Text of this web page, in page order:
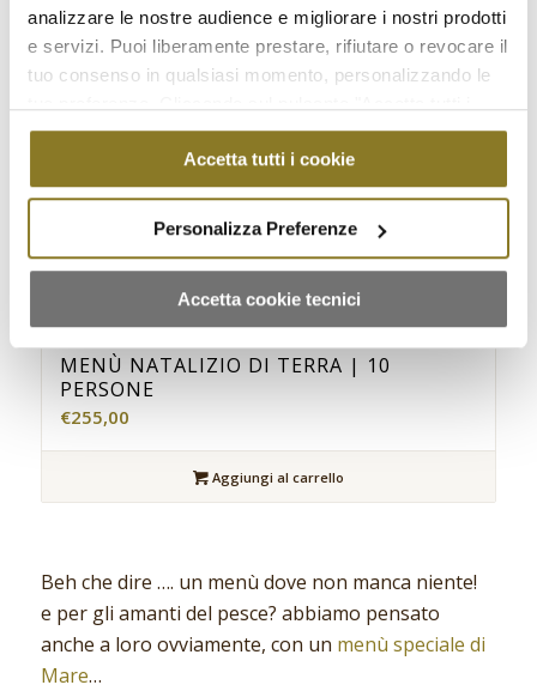
analizzare le nostre audience e migliorare i nostri prodotti
e servizi. Puoi liberamente prestare, rifiutare o revocare il
tuo consenso in qualsiasi momento, personalizzando le
cookie" acconsenti all'uso di tali tecnologie per tutte le
finalità indicate. Cliccando sul pulsante "Accetta cookie
tecnici" acconsenti all'uso dei soli cookie tecnici.
Accetta tutti i cookie
Personalizza Preferenze
Accetta cookie tecnici
MENÙ NATALIZIO DI TERRA | 10
PERSONE
€255,00
Aggiungi al carrello
Beh che dire …. un menù dove non manca niente!
e per gli amanti del pesce? abbiamo pensato
anche a loro ovviamente, con un menù speciale di
Mare…